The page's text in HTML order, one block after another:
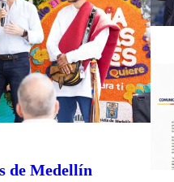
de Medellín